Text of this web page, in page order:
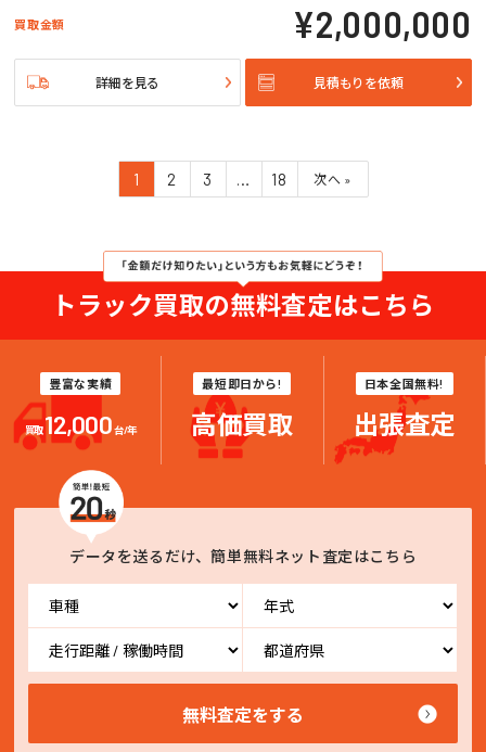
買取金額 ¥2,000,000
詳細を見る 見積もりを依頼
1 2 3 … 18 次へ »
トラック買取の無料査定はこちら
豊富な実績
買取12,000台/年
最短即日から!
高価買取
日本全国無料!
出張査定
データを送るだけ、簡単無料ネット査定はこちら
無料査定をする